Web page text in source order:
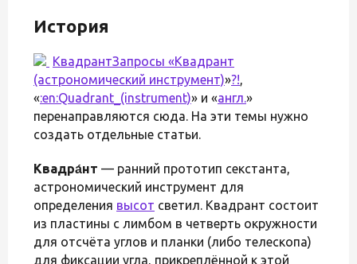
История
КвадрантЗапросы «Квадрант
(астрономический инструмент)»?!,
«:en:Quadrant_(instrument)» и «англ.»
перенаправляются сюда. На эти темы нужно
создать отдельные статьи.
Квадра́нт — ранний прототип секстанта,
астрономический инструмент для
определения высот светил. Квадрант состоит
из пластины с лимбом в четверть окружности
для отсчёта углов и планки (либо телескопа)
для фиксации угла, прикреплённой к этой